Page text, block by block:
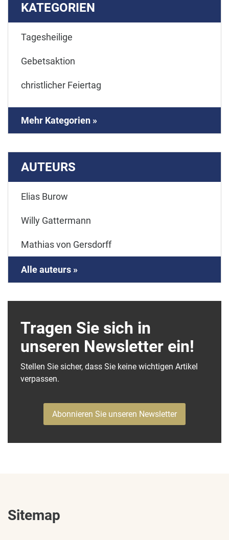
KATEGORIEN
Tagesheilige
Gebetsaktion
christlicher Feiertag
Mehr Kategorien »
AUTEURS
Elias Burow
Willy Gattermann
Mathias von Gersdorff
Alle auteurs »
Tragen Sie sich in
unseren Newsletter ein!
Stellen Sie sicher, dass Sie keine wichtigen Artikel
verpassen.
Abonnieren Sie unseren Newsletter
Sitemap